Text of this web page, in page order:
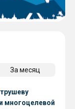
За месяц
многоцелевой